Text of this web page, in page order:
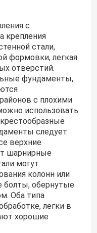
с
крепления
стали,
формовки, легкая
отверстий.
фундаменты,
с плохими
использовать
следует
верхние
шарнирные
могут
колонн или
болты, обернутые
Оба типа
легки в
хорошие